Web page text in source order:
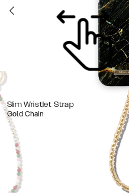
Slim Wristlet Strap
Gold Chain